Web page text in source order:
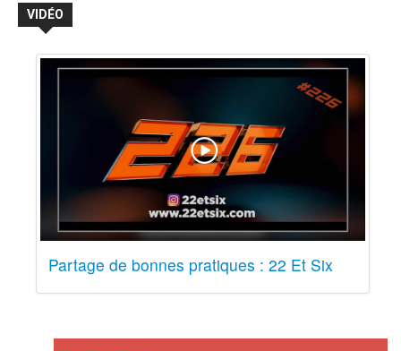
VIDÉO
Partage de bonnes pratiques : 22 Et Six